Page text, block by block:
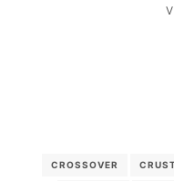
CROSSOVER